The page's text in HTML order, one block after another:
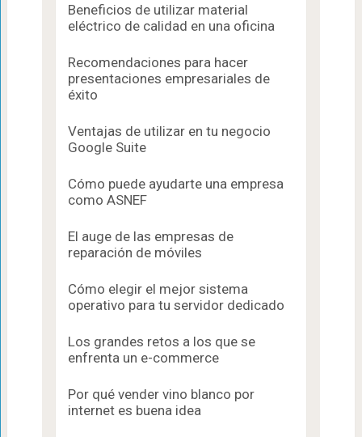
Beneficios de utilizar material
eléctrico de calidad en una oficina
Recomendaciones para hacer
presentaciones empresariales de
éxito
Ventajas de utilizar en tu negocio
Google Suite
Cómo puede ayudarte una empresa
como ASNEF
El auge de las empresas de
reparación de móviles
Cómo elegir el mejor sistema
operativo para tu servidor dedicado
Los grandes retos a los que se
enfrenta un e-commerce
Por qué vender vino blanco por
internet es buena idea